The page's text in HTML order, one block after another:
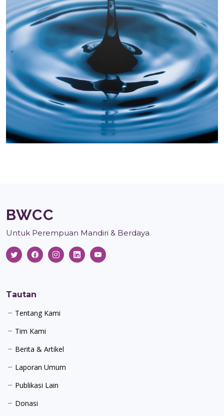
BWCC
Untuk Perempuan Mandiri & Berdaya
Tautan
Tentang Kami
Tim Kami
Berita & Artikel
Laporan Umum
Publikasi Lain
Donasi